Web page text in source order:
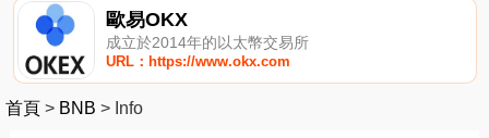
歐易OKX
成立於2014年的以太幣交易所
URL：https://www.okx.com
首頁 > BNB > Info